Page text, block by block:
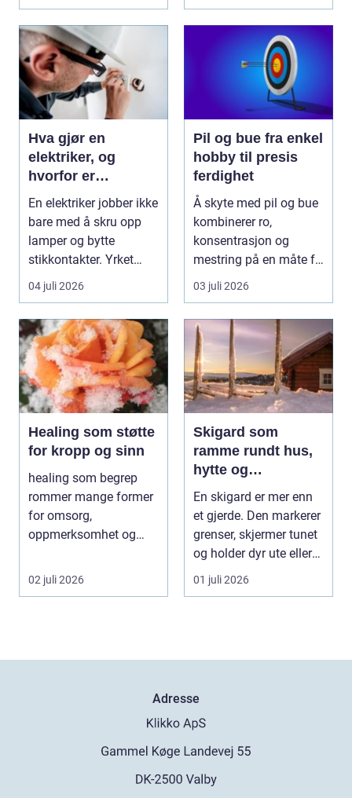
Hva gjør en
elektriker, og
hvorfor er
fagkunnskap så
viktig?
En elektriker jobber ikke
bare med å skru opp
lamper og bytte
stikkontakter. Yrket
handler om sikker...
04 juli 2026
Pil og bue fra enkel
hobby til presis
ferdighet
Å skyte med pil og bue
kombinerer ro,
konsentrasjon og
mestring på en måte få
andre aktiviteter gjør...
03 juli 2026
Healing som støtte
for kropp og sinn
healing som begrep
rommer mange former
for omsorg,
oppmerksomhet og
som mål å s...
02 juli 2026
Skigard som
ramme rundt hus,
hytte og
kulturlandskap
En skigard er mer enn
et gjerde. Den markerer
grenser, skjermer tunet
og holder dyr ute eller
inne, ...
01 juli 2026
Adresse